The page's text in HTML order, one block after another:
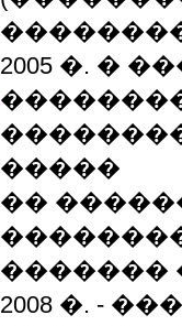
2005 �. �
�����
��
�������
2008 �. -